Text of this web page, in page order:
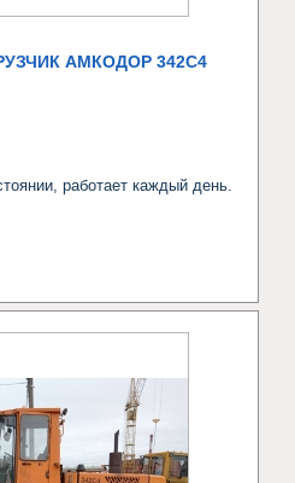
АМКОДОР 342C4
работает каждый день.